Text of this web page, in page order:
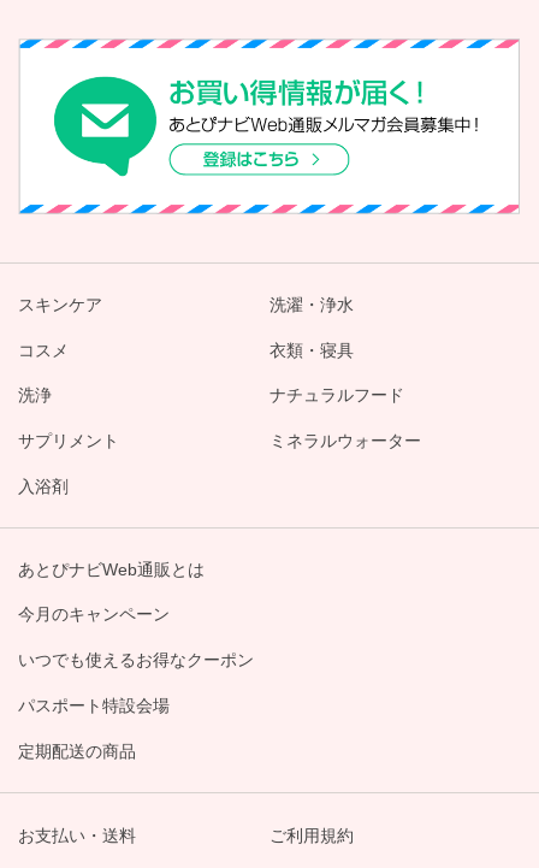
スキンケア
コスメ
洗浄
サプリメント
入浴剤
洗濯・浄水
衣類・寝具
ナチュラルフード
ミネラルウォーター
あとぴナビWeb通販とは
今月のキャンペーン
いつでも使えるお得なクーポン
パスポート特設会場
定期配送の商品
お支払い・送料 ご利用規約